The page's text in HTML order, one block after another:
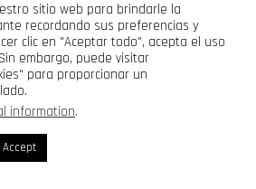
sitio web para brindarle la
recordando sus preferencias y
clic en "Aceptar todo", acepta el uso
embargo, puede visitar
para proporcionar un
information.
Accept